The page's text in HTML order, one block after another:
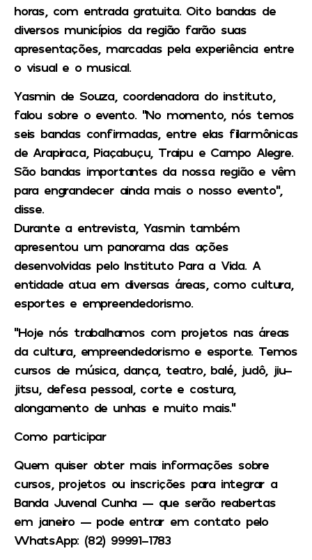
horas, com entrada gratuita. Oito bandas de
diversos municípios da região farão suas
apresentações, marcadas pela experiência entre
o visual e o musical.
Yasmin de Souza, coordenadora do instituto,
falou sobre o evento. “No momento, nós temos
seis bandas confirmadas, entre elas filarmônicas
de Arapiraca, Piaçabuçu, Traipu e Campo Alegre.
São bandas importantes da nossa região e vêm
para engrandecer ainda mais o nosso evento”,
disse.
Durante a entrevista, Yasmin também
apresentou um panorama das ações
desenvolvidas pelo Instituto Para a Vida. A
entidade atua em diversas áreas, como cultura,
esportes e empreendedorismo.
“Hoje nós trabalhamos com projetos nas áreas
da cultura, empreendedorismo e esporte. Temos
cursos de música, dança, teatro, balé, judô, jiu-
jitsu, defesa pessoal, corte e costura,
alongamento de unhas e muito mais.”
Como participar
Quem quiser obter mais informações sobre
cursos, projetos ou inscrições para integrar a
Banda Juvenal Cunha — que serão reabertas
em janeiro — pode entrar em contato pelo
WhatsApp: (82) 99991-1783